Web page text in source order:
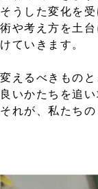
そうした変化を
術や考え方を土
けていきます。
変えるべきもの
良いかたちを追い
それが、私たちの